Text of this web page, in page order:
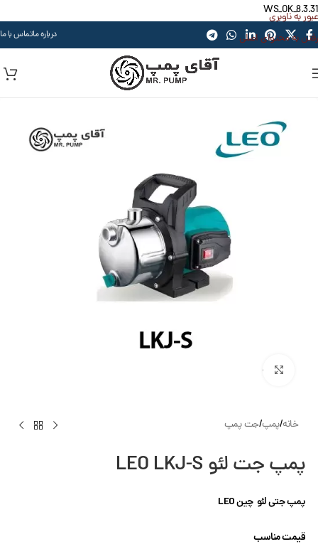
WS_OK_8.3.31
عبور به ناوبری
رفتن به محتوای اصلی
درباره ماتماس با ما
بزرگنمایی تصویر
خانه/پمپ/جت پمپ
پمپ جت لئو LEO LKJ-S
پمپ جتی لئو چین LEO
قیمت مناسب